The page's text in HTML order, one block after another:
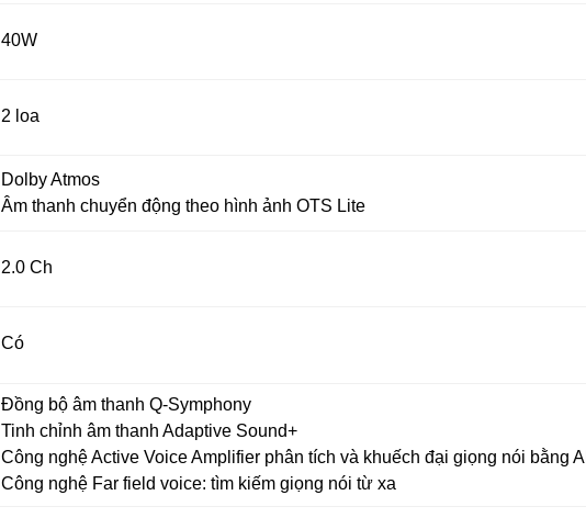
40W
2 loa
Dolby Atmos
Âm thanh chuyển động theo hình ảnh OTS Lite
2.0 Ch
Có
Đồng bộ âm thanh Q-Symphony
Tinh chỉnh âm thanh Adaptive Sound+
Công nghệ Active Voice Amplifier phân tích và khuếch đại giọng nói bằng AI
Công nghệ Far field voice: tìm kiếm giọng nói từ xa